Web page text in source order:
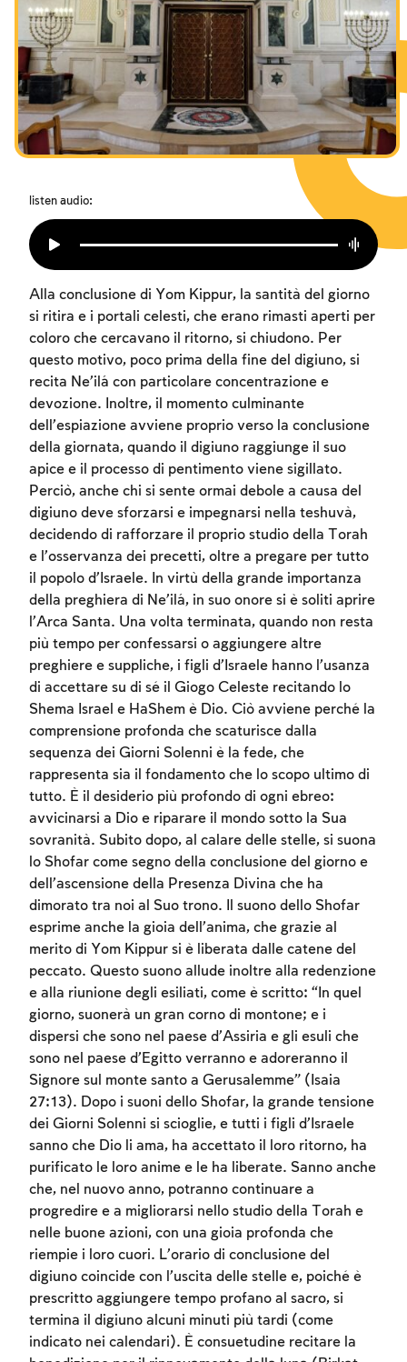
I digiuni commemorativi della distruzione del Tempio
Hanukkah
Purìm
listen audio:
Alla conclusione di Yom Kippur, la santità del giorno
si ritira e i portali celesti, che erano rimasti aperti per
coloro che cercavano il ritorno, si chiudono. Per
questo motivo, poco prima della fine del digiuno, si
recita Ne’ilá con particolare concentrazione e
devozione. Inoltre, il momento culminante
dell’espiazione avviene proprio verso la conclusione
della giornata, quando il digiuno raggiunge il suo
apice e il processo di pentimento viene sigillato.
Perciò, anche chi si sente ormai debole a causa del
digiuno deve sforzarsi e impegnarsi nella teshuvà,
decidendo di rafforzare il proprio studio della Torah
e l’osservanza dei precetti, oltre a pregare per tutto
il popolo d’Israele. In virtù della grande importanza
della preghiera di Ne’ilá, in suo onore si è soliti aprire
l’Arca Santa. Una volta terminata, quando non resta
più tempo per confessarsi o aggiungere altre
preghiere e suppliche, i figli d’Israele hanno l’usanza
di accettare su di sé il Giogo Celeste recitando lo
Shema Israel e HaShem è Dio. Ciò avviene perché la
comprensione profonda che scaturisce dalla
sequenza dei Giorni Solenni è la fede, che
rappresenta sia il fondamento che lo scopo ultimo di
tutto. È il desiderio più profondo di ogni ebreo:
avvicinarsi a Dio e riparare il mondo sotto la Sua
sovranità. Subito dopo, al calare delle stelle, si suona
lo Shofar come segno della conclusione del giorno e
dell’ascensione della Presenza Divina che ha
dimorato tra noi al Suo trono. Il suono dello Shofar
esprime anche la gioia dell’anima, che grazie al
merito di Yom Kippur si è liberata dalle catene del
peccato. Questo suono allude inoltre alla redenzione
e alla riunione degli esiliati, come è scritto: “In quel
giorno, suonerà un gran corno di montone; e i
dispersi che sono nel paese d’Assiria e gli esuli che
sono nel paese d’Egitto verranno e adoreranno il
Signore sul monte santo a Gerusalemme” (Isaia
27:13). Dopo i suoni dello Shofar, la grande tensione
dei Giorni Solenni si scioglie, e tutti i figli d’Israele
sanno che Dio li ama, ha accettato il loro ritorno, ha
purificato le loro anime e le ha liberate. Sanno anche
che, nel nuovo anno, potranno continuare a
progredire e a migliorarsi nello studio della Torah e
nelle buone azioni, con una gioia profonda che
riempie i loro cuori. L’orario di conclusione del
digiuno coincide con l’uscita delle stelle e, poiché è
prescritto aggiungere tempo profano al sacro, si
termina il digiuno alcuni minuti più tardi (come
indicato nei calendari). È consuetudine recitare la
Account required
To mark concepts as learned, you'll need
to create an account or log in.
Sign up Login